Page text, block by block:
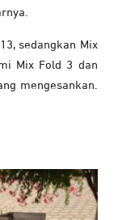
sedangkan Mix
Mix Fold 3 dan
mengesankan.